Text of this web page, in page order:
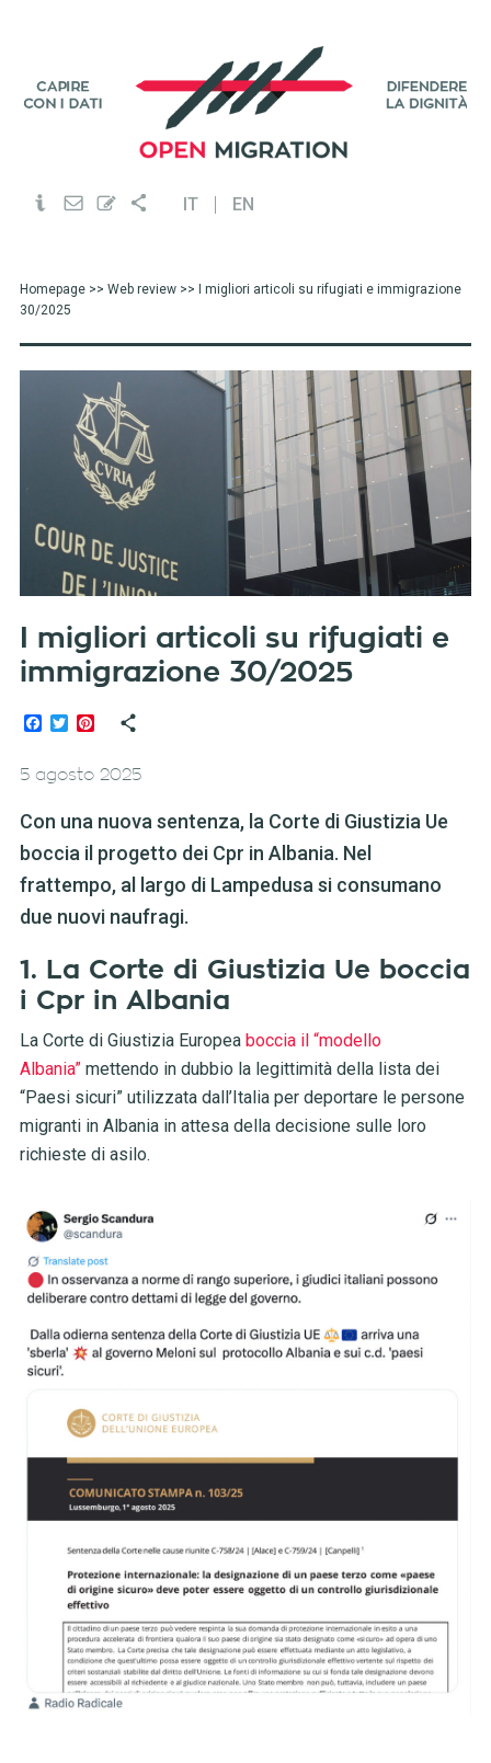
IT EN
Homepage>> Web review>> I migliori articoli su rifugiati e immigrazione
30/2025
I migliori articoli su rifugiati e
immigrazione 30/2025
Facebook
TwitterPinterest
5 agosto 2025
Con una nuova sentenza, la Corte di Giustizia Ue
boccia il progetto dei Cpr in Albania. Nel
frattempo, al largo di Lampedusa si consumano
due nuovi naufragi.
1. La Corte di Giustizia Ue boccia
i Cpr in Albania
La Corte di Giustizia Europea boccia il “modello
Albania”mettendo in dubbio la legittimità della lista dei
“Paesi sicuri” utilizzata dall’Italia per deportare le persone
migranti in Albania in attesa della decisione sulle loro
richieste di asilo.